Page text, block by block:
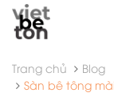
Trang chủ
Blog
Sàn bê tông